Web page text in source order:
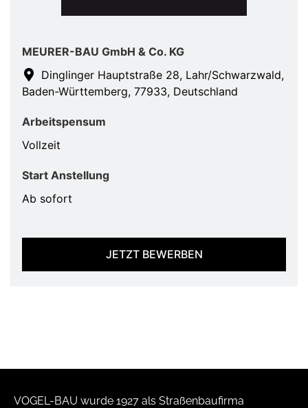
MEURER-BAU GmbH & Co. KG
Dinglinger Hauptstraße 28, Lahr/Schwarzwald,
Baden-Württemberg, 77933, Deutschland
Arbeitspensum
Vollzeit
Start Anstellung
Ab sofort
JETZT BEWERBEN
VOGEL-BAU wurde 1927 als Straßenbaufirma